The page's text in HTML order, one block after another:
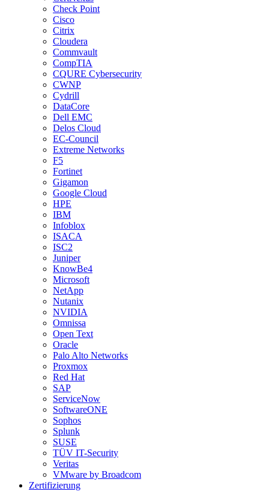
Check Point
Cisco
Citrix
Cloudera
Commvault
CompTIA
CQURE Cybersecurity
CWNP
Cydrill
DataCore
Dell EMC
Delos Cloud
EC-Council
Extreme Networks
F5
Fortinet
Gigamon
Google Cloud
HPE
IBM
Infoblox
ISACA
ISC2
Juniper
KnowBe4
Microsoft
NetApp
Nutanix
NVIDIA
Omnissa
Open Text
Oracle
Palo Alto Networks
Proxmox
Red Hat
SAP
ServiceNow
SoftwareONE
Sophos
Splunk
SUSE
TÜV IT-Security
Veritas
VMware by Broadcom
Zertifizierung